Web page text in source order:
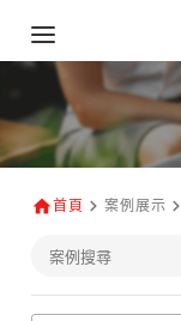
首頁 案例展示